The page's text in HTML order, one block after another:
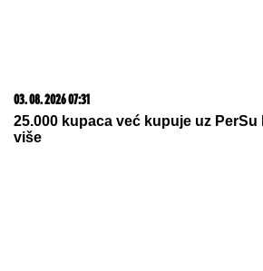
03. 08. 2026 07:31
25.000 kupaca već kupuje uz PerSu
više